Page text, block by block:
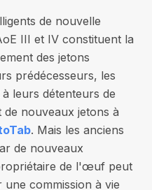
de nouvelle
III et IV constituent la
des jetons
prédécesseurs, les
leurs détenteurs de
nouveaux jetons à
. Mais les anciens
de nouveaux
de l'œuf peut
commission à vie